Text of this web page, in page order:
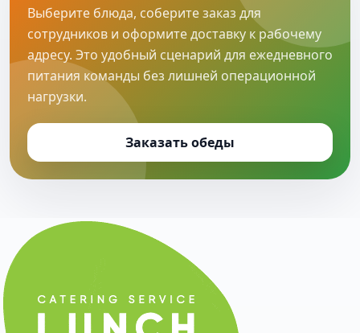
Выберите блюда, соберите заказ для
сотрудников и оформите доставку к рабочему
адресу. Это удобный сценарий для ежедневного
питания команды без лишней операционной
нагрузки.
Заказать обеды